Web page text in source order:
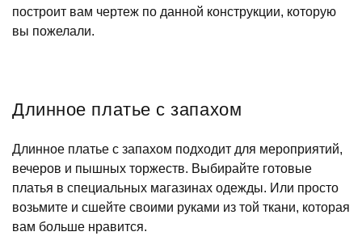
построит вам чертеж по данной конструкции, которую
вы пожелали.
Длинное платье с запахом
Длинное платье с запахом подходит для мероприятий,
вечеров и пышных торжеств. Выбирайте готовые
платья в специальных магазинах одежды. Или просто
возьмите и сшейте своими руками из той ткани, которая
вам больше нравится.